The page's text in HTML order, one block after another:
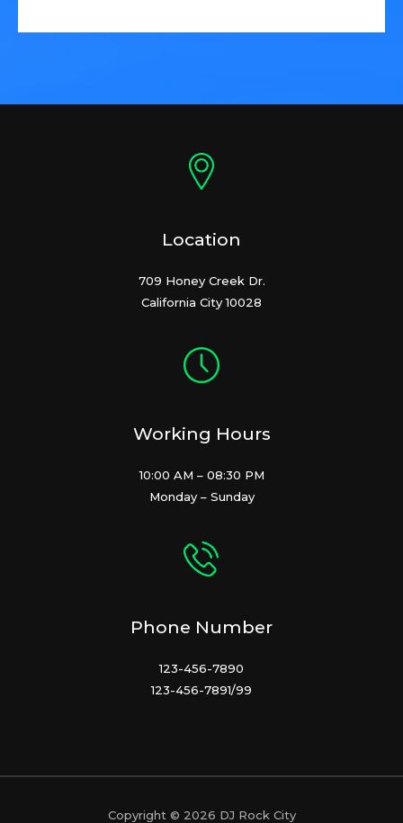
Location
709 Honey Creek Dr.
California City 10028
Working Hours
10:00 AM – 08:30 PM
Monday – Sunday
Phone Number
123-456-7890
123-456-7891/99
Copyright © 2026 DJ Rock City